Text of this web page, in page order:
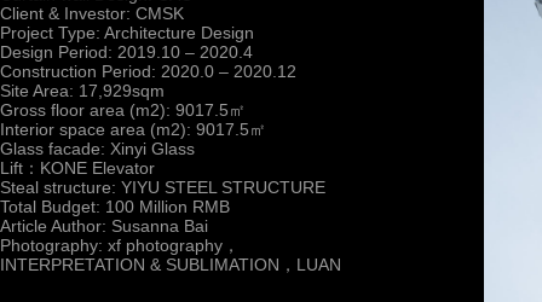
Client & Investor: CMSK
Project Type: Architecture Design
Design Period: 2019.10 – 2020.4
Construction Period: 2020.0 – 2020.12
Site Area: 17,929sqm
Gross floor area (m2): 9017.5㎡
Interior space area (m2): 9017.5㎡
Glass facade: Xinyi Glass
Lift：KONE Elevator
Steal structure: YIYU STEEL STRUCTURE
Total Budget: 100 Million RMB
Article Author: Susanna Bai
Photography: xf photography，
INTERPRETATION & SUBLIMATION，LUAN